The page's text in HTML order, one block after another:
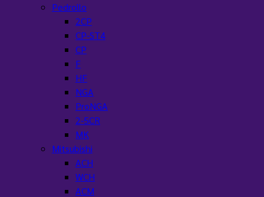
Pedrollo
2CP
CP-ST4
CP
F
HF
NGA
ProNGA
2-5CR
MK
Mitsubishi
ACH
WCH
ACM